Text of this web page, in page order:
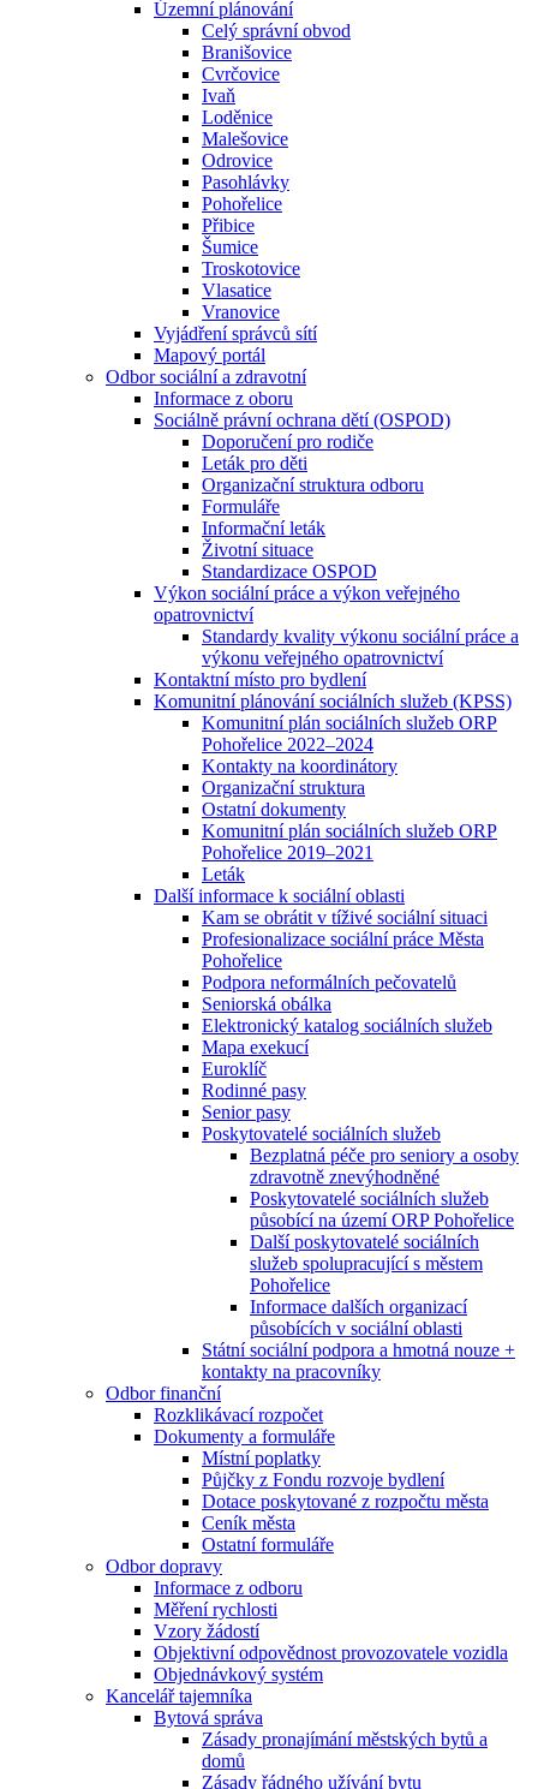
Územní plánování
Celý správní obvod
Branišovice
Cvrčovice
Ivaň
Loděnice
Malešovice
Odrovice
Pasohlávky
Pohořelice
Přibice
Šumice
Troskotovice
Vlasatice
Vranovice
Vyjádření správců sítí
Mapový portál
Odbor sociální a zdravotní
Informace z oboru
Sociálně právní ochrana dětí (OSPOD)
Doporučení pro rodiče
Leták pro děti
Organizační struktura odboru
Formuláře
Informační leták
Životní situace
Standardizace OSPOD
Výkon sociální práce a výkon veřejného
opatrovnictví
Standardy kvality výkonu sociální práce a
výkonu veřejného opatrovnictví
Kontaktní místo pro bydlení
Komunitní plánování sociálních služeb (KPSS)
Komunitní plán sociálních služeb ORP
Pohořelice 2022–2024
Kontakty na koordinátory
Organizační struktura
Ostatní dokumenty
Komunitní plán sociálních služeb ORP
Pohořelice 2019–2021
Leták
Další informace k sociální oblasti
Kam se obrátit v tíživé sociální situaci
Profesionalizace sociální práce Města
Pohořelice
Podpora neformálních pečovatelů
Seniorská obálka
Elektronický katalog sociálních služeb
Mapa exekucí
Euroklíč
Rodinné pasy
Senior pasy
Poskytovatelé sociálních služeb
Bezplatná péče pro seniory a osoby
zdravotně znevýhodněné
Poskytovatelé sociálních služeb
působící na území ORP Pohořelice
Další poskytovatelé sociálních
služeb spolupracující s městem
Pohořelice
Informace dalších organizací
působících v sociální oblasti
Státní sociální podpora a hmotná nouze +
kontakty na pracovníky
Odbor finanční
Rozklikávací rozpočet
Dokumenty a formuláře
Místní poplatky
Půjčky z Fondu rozvoje bydlení
Dotace poskytované z rozpočtu města
Ceník města
Ostatní formuláře
Odbor dopravy
Informace z odboru
Měření rychlosti
Vzory žádostí
Objektivní odpovědnost provozovatele vozidla
Objednávkový systém
Kancelář tajemníka
Bytová správa
Zásady pronajímání městských bytů a
domů
Zásady řádného užívání bytu